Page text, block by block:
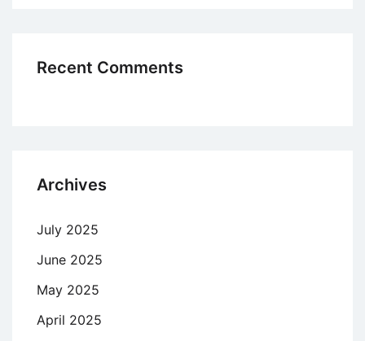
Recent Comments
Archives
July 2025
June 2025
May 2025
April 2025